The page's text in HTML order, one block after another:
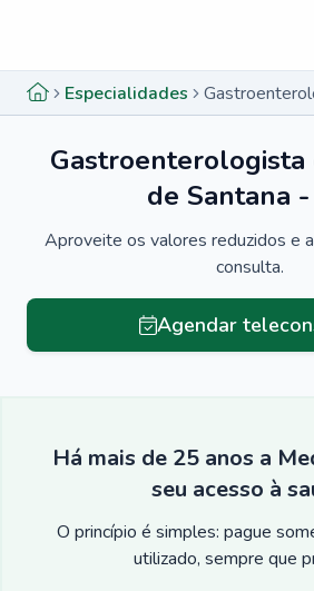
Especialidades
Gastroenterologista
de Santana -
Aproveite os valores reduzidos e
consulta.
Agendar
Há mais de 25 anos a
seu acesso à
O princípio é simples: pague
utilizado, sempre que